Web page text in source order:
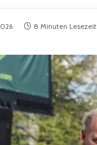
8 Minuten Lesezeit